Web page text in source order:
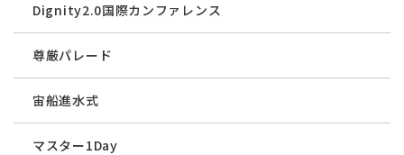
Dignity2.0国際カンファレンス
尊厳パレード
宙船進水式
マスター1Day